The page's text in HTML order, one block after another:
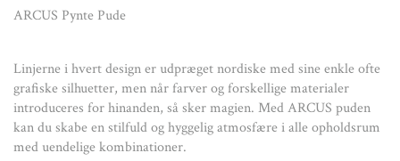
Fyld : 100 % Naturligt Fyld
Mål:
L: 60 cm
B: 40 cm
ARCUS Pynte Pude
Linjerne i hvert design er udpræget nordiske med sine enkle ofte
grafiske silhuetter, men når farver og forskellige materialer
introduceres for hinanden, så sker magien. Med ARCUS puden
kan du skabe en stilfuld og hyggelig atmosfære i alle opholdsrum
med uendelige kombinationer.